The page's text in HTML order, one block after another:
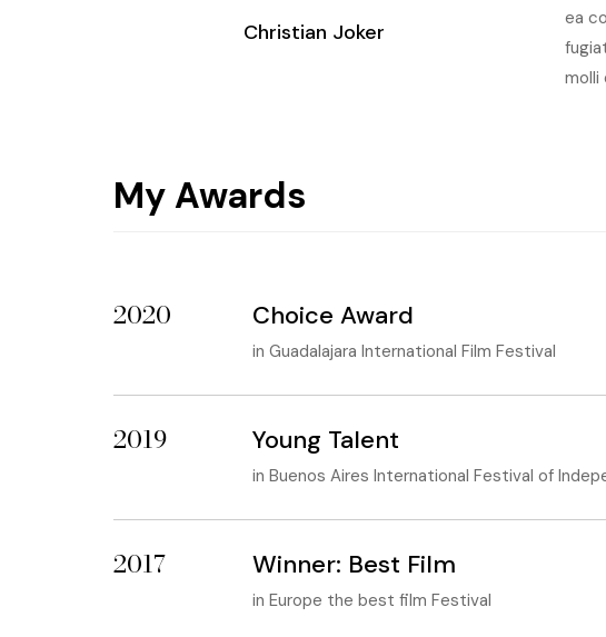
Christian Joker
ea
molli
My Awards
2020 Choice Award
in Guadalajara International Film Festival
2019 Young Talent
in Buenos Aires International Festival of
2017 Winner: Best Film
in Europe the best film Festival